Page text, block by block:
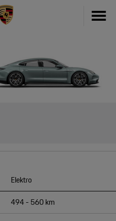
Elektro
494 - 560 km